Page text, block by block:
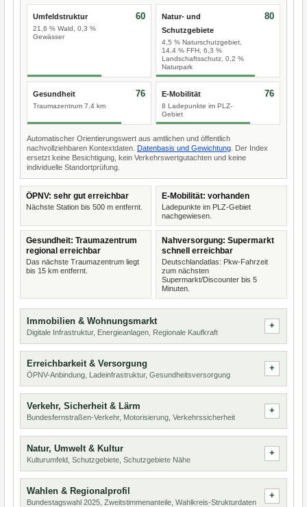
Umfeldstruktur
21,6 % Wald, 0,3 %
Gewässer
60
Natur- und
Schutzgebiete
4,5 % Naturschutzgebiet,
14,4 % FFH, 6,3 %
Landschaftsschutz, 0,2 %
Naturpark
80
Gesundheit
Traumazentrum 7,4 km
76 E-Mobilität
8 Ladepunkte im PLZ-
Gebiet
76
Automatischer Orientierungswert aus amtlichen und öffentlich
nachvollziehbaren Kontextdaten. Datenbasis und Gewichtung . Der Index
ersetzt keine Besichtigung, kein Verkehrswertgutachten und keine
individuelle Standortprüfung.
ÖPNV: sehr gut erreichbar
Nächste Station bis 500 m entfernt.
E-Mobilität: vorhanden
Ladepunkte im PLZ-Gebiet
nachgewiesen.
Gesundheit: Traumazentrum
regional erreichbar
Das nächste Traumazentrum liegt
bis 15 km entfernt.
Nahversorgung: Supermarkt
schnell erreichbar
Deutschlandatlas: Pkw-Fahrzeit
zum nächsten
Supermarkt/Discounter bis 5
Minuten.
Immobilien & Wohnungsmarkt
Digitale Infrastruktur, Energieanlagen, Regionale Kaufkraft
Erreichbarkeit & Versorgung
ÖPNV-Anbindung, Ladeinfrastruktur, Gesundheitsversorgung
Verkehr, Sicherheit & Lärm
Bundesfernstraßen-Verkehr, Motorisierung, Verkehrssicherheit
Natur, Umwelt & Kultur
Kulturumfeld, Schutzgebiete, Schutzgebiete Nähe
Wahlen & Regionalprofil
Bundestagswahl 2025, Zweitstimmenanteile, Wahlkreis-Strukturdaten